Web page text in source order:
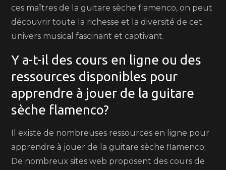
ces maîtres de la guitare sèche flamenco, on peut
découvrir toute la richesse et la diversité de cet
univers musical fascinant et captivant.
Y a-t-il des cours en ligne ou des
ressources disponibles pour
apprendre à jouer de la guitare
sèche flamenco?
Il existe de nombreuses ressources en ligne pour
apprendre à jouer de la guitare sèche flamenco.
De nombreux sites web proposent des cours de